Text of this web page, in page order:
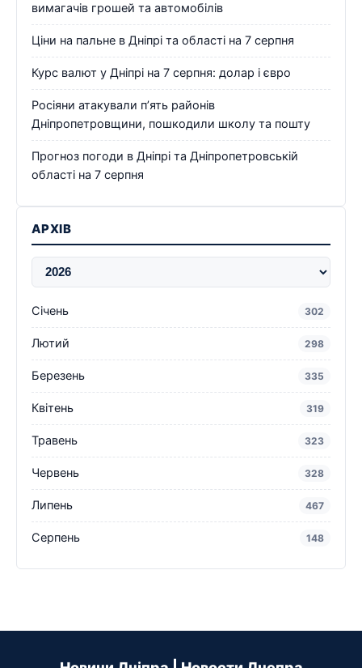
вимагачів грошей та автомобілів
Ціни на пальне в Дніпрі та області на 7 серпня
Курс валют у Дніпрі на 7 серпня: долар і євро
Росіяни атакували п’ять районів
Дніпропетровщини, пошкодили школу та пошту
Прогноз погоди в Дніпрі та Дніпропетровській
області на 7 серпня
АРХІВ
Січень 302
Лютий 298
Березень 335
Квітень 319
Травень 323
Червень 328
Липень 467
Серпень 148